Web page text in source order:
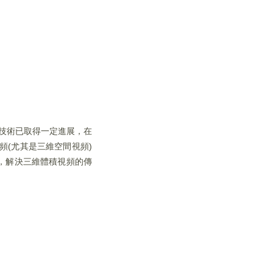
術已取得一定進展，在
(尤其是三維空間視頻)
解決三維體積視頻的傳